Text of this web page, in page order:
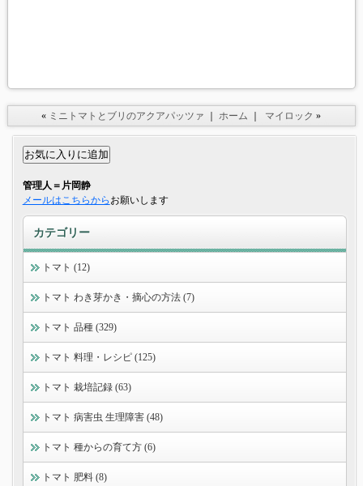
« ミニトマトとブリのアクアパッツァ ｜ ホーム ｜ マイロック »
管理人＝片岡静
メールはこちらから お願いします
カテゴリー
トマト (12)
トマト わき芽かき・摘心の方法 (7)
トマト 品種 (329)
トマト 料理・レシピ (125)
トマト 栽培記録 (63)
トマト 病害虫 生理障害 (48)
トマト 種からの育て方 (6)
トマト 肥料 (8)